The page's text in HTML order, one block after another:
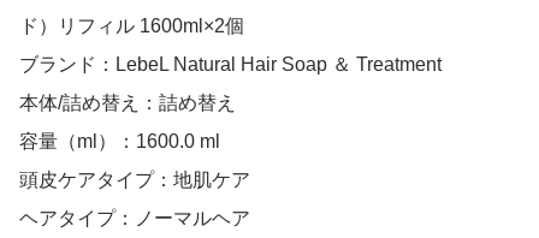
ド）リフィル 1600ml×2個
ブランド：LebeL Natural Hair Soap ＆ Treatment
本体/詰め替え：詰め替え
容量（ml）：1600.0 ml
頭皮ケアタイプ：地肌ケア
ヘアタイプ：ノーマルヘア